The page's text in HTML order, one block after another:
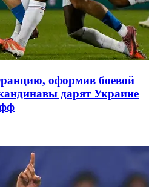
оформив боевой
дарят Украине